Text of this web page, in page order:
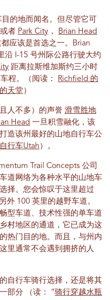
的地而闻名。但尽管它可
或者 Park City ，
Brian Head
应该是首选之一。Brian
沿 I-15 号州际公路行驶大约
距离拉斯维加斯约三小时
程。（阅读：
Richfield 的
天堂 ）
人不多）的声誉 滑雪胜地
Head 一旦积雪融化，该
造该州最好的山地自行车公
行车Utah ）。
Trail Concepts 公司
道网络为各种水平的山地车
择。您会惊叹于这里超过
外 100 英里的越野车道。
型车道、技术性强的单车道
村地区的通道，它已成为这
热门目的地。而且，与州内
里通常不会遇到拥挤的人
自行车骑行选择，还是将其
部分
（读： ”骑行穿越水瓶